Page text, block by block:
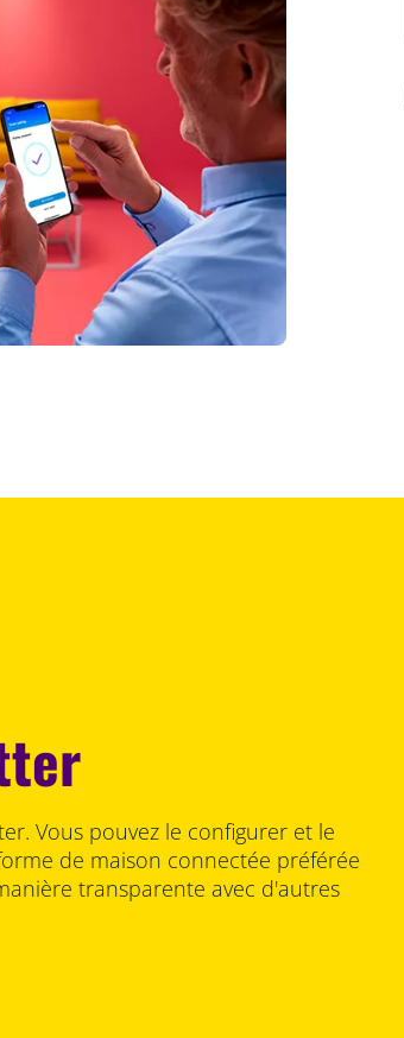
Vous pouvez le configurer et le
de maison connectée préférée
transparente avec d'autres